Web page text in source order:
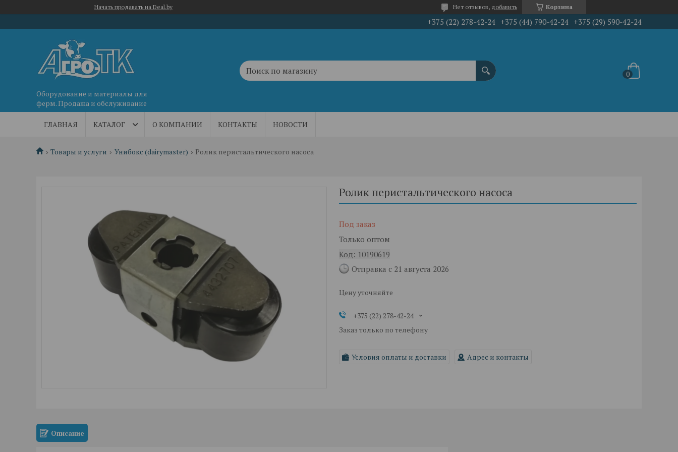
Начать продавать на Deal.by Корзина
Нет отзывов, добавить
+375 (22) 278-42-24 +375 (44) 790-42-24 +375 (29) 590-42-24
Оборудование и материалы для
ферм. Продажа и обслуживание
ГЛАВНАЯ КАТАЛОГ О КОМПАНИИ КОНТАКТЫ НОВОСТИ
Товары и услуги Унибокс (dairymaster) Ролик перистальтического насоса
Ролик перистальтического насоса
Под заказ
Только оптом
Код: 10190619
Отправка с 21 августа 2026
Цену уточняйте
+375 (22) 278-42-24
Заказ только по телефону
Условия оплаты и доставки Адрес и контакты
Описание